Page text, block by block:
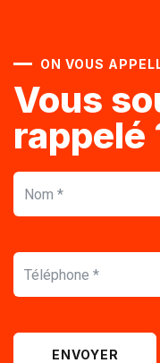
ON VOUS
Vous
rappelé
ENVOYER